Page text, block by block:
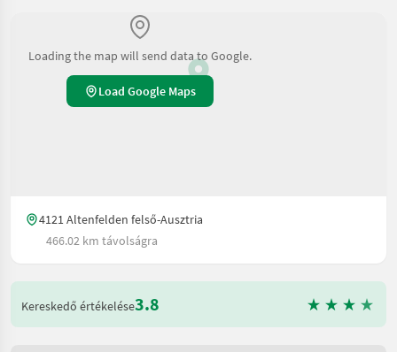
Loading the map will send data to Google.
Load Google Maps
4121 Altenfelden felső-Ausztria
466.02 km távolságra
Kereskedő értékelése3.8